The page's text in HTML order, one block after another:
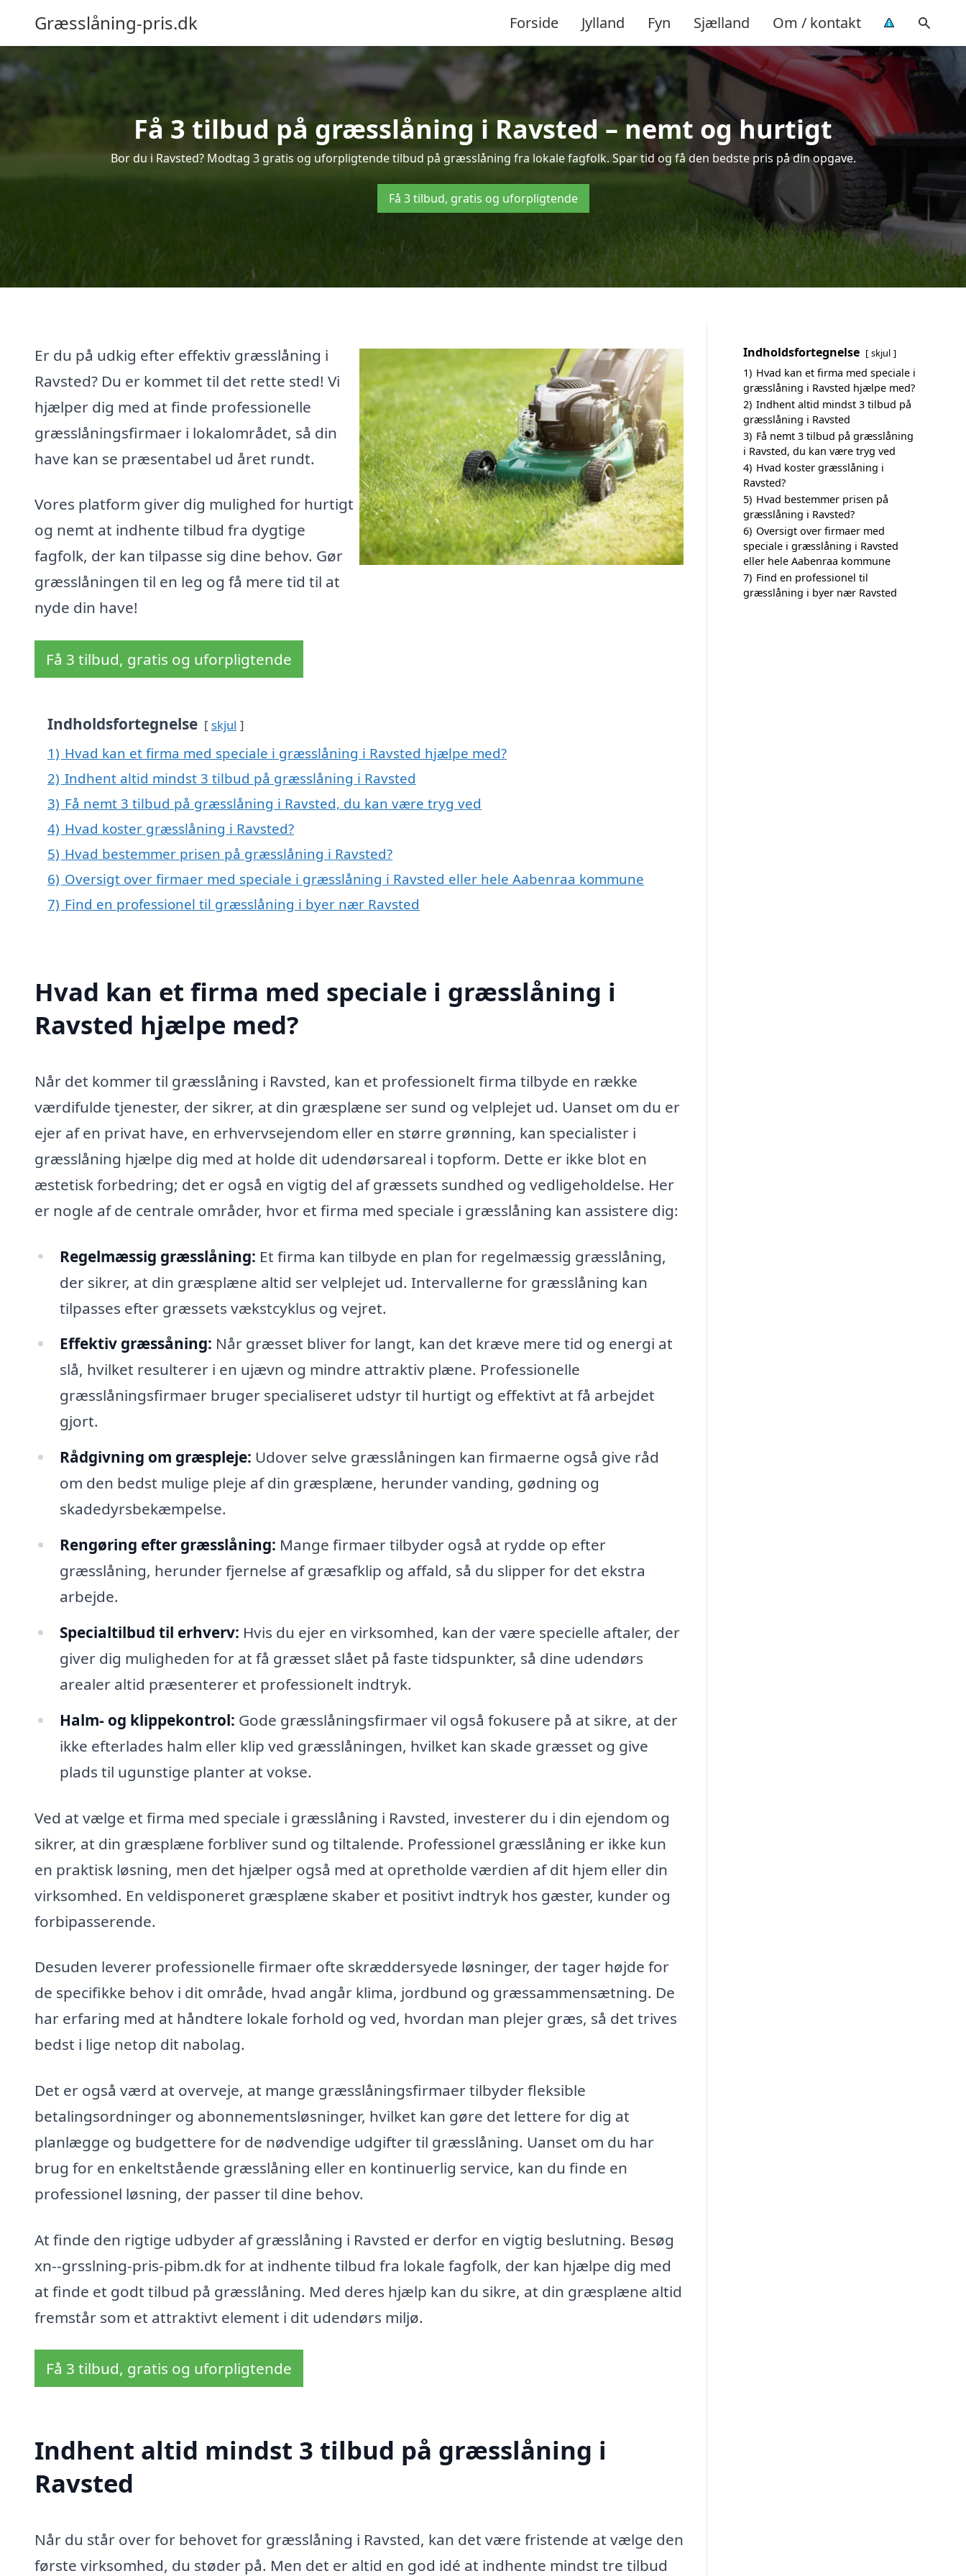
Græsslåning-pris.dk Forside Jylland Fyn Sjælland Om / kontakt
Få 3 tilbud på græsslåning i Ravsted – nemt og hurtigt
Bor du i Ravsted? Modtag 3 gratis og uforpligtende tilbud på græsslåning fra lokale fagfolk. Spar tid og få den bedste pris på din opgave.
Få 3 tilbud, gratis og uforpligtende
Er du på udkig efter effektiv græsslåning i
Ravsted? Du er kommet til det rette sted! Vi
hjælper dig med at finde professionelle
græsslåningsfirmaer i lokalområdet, så din
have kan se præsentabel ud året rundt.
Vores platform giver dig mulighed for hurtigt
og nemt at indhente tilbud fra dygtige
fagfolk, der kan tilpasse sig dine behov. Gør
græsslåningen til en leg og få mere tid til at
nyde din have!
Få 3 tilbud, gratis og uforpligtende
Indholdsfortegnelse skjul
1) Hvad kan et firma med speciale i græsslåning i Ravsted hjælpe med?
2) Indhent altid mindst 3 tilbud på græsslåning i Ravsted
3) Få nemt 3 tilbud på græsslåning i Ravsted, du kan være tryg ved
4) Hvad koster græsslåning i Ravsted?
5) Hvad bestemmer prisen på græsslåning i Ravsted?
6) Oversigt over firmaer med speciale i græsslåning i Ravsted eller hele Aabenraa kommune
7) Find en professionel til græsslåning i byer nær Ravsted
Hvad kan et firma med speciale i græsslåning i
Ravsted hjælpe med?
Når det kommer til græsslåning i Ravsted, kan et professionelt firma tilbyde en række
værdifulde tjenester, der sikrer, at din græsplæne ser sund og velplejet ud. Uanset om du er
ejer af en privat have, en erhvervsejendom eller en større grønning, kan specialister i
græsslåning hjælpe dig med at holde dit udendørsareal i topform. Dette er ikke blot en
æstetisk forbedring; det er også en vigtig del af græssets sundhed og vedligeholdelse. Her
er nogle af de centrale områder, hvor et firma med speciale i græsslåning kan assistere dig:
Regelmæssig græsslåning: Et firma kan tilbyde en plan for regelmæssig græsslåning,
der sikrer, at din græsplæne altid ser velplejet ud. Intervallerne for græsslåning kan
tilpasses efter græssets vækstcyklus og vejret.
Effektiv græssåning: Når græsset bliver for langt, kan det kræve mere tid og energi at
slå, hvilket resulterer i en ujævn og mindre attraktiv plæne. Professionelle
græsslåningsfirmaer bruger specialiseret udstyr til hurtigt og effektivt at få arbejdet
gjort.
Rådgivning om græspleje: Udover selve græsslåningen kan firmaerne også give råd
om den bedst mulige pleje af din græsplæne, herunder vanding, gødning og
skadedyrsbekæmpelse.
Rengøring efter græsslåning: Mange firmaer tilbyder også at rydde op efter
græsslåning, herunder fjernelse af græsafklip og affald, så du slipper for det ekstra
arbejde.
Specialtilbud til erhverv: Hvis du ejer en virksomhed, kan der være specielle aftaler, der
giver dig muligheden for at få græsset slået på faste tidspunkter, så dine udendørs
arealer altid præsenterer et professionelt indtryk.
Halm- og klippekontrol: Gode græsslåningsfirmaer vil også fokusere på at sikre, at der
ikke efterlades halm eller klip ved græsslåningen, hvilket kan skade græsset og give
plads til ugunstige planter at vokse.
Ved at vælge et firma med speciale i græsslåning i Ravsted, investerer du i din ejendom og
sikrer, at din græsplæne forbliver sund og tiltalende. Professionel græsslåning er ikke kun
en praktisk løsning, men det hjælper også med at opretholde værdien af dit hjem eller din
virksomhed. En veldisponeret græsplæne skaber et positivt indtryk hos gæster, kunder og
forbipasserende.
Desuden leverer professionelle firmaer ofte skræddersyede løsninger, der tager højde for
de specifikke behov i dit område, hvad angår klima, jordbund og græssammensætning. De
har erfaring med at håndtere lokale forhold og ved, hvordan man plejer græs, så det trives
bedst i lige netop dit nabolag.
Det er også værd at overveje, at mange græsslåningsfirmaer tilbyder fleksible
betalingsordninger og abonnementsløsninger, hvilket kan gøre det lettere for dig at
planlægge og budgettere for de nødvendige udgifter til græsslåning. Uanset om du har
brug for en enkeltstående græsslåning eller en kontinuerlig service, kan du finde en
professionel løsning, der passer til dine behov.
At finde den rigtige udbyder af græsslåning i Ravsted er derfor en vigtig beslutning. Besøg
xn--grsslning-pris-pibm.dk for at indhente tilbud fra lokale fagfolk, der kan hjælpe dig med
at finde et godt tilbud på græsslåning. Med deres hjælp kan du sikre, at din græsplæne altid
fremstår som et attraktivt element i dit udendørs miljø.
Få 3 tilbud, gratis og uforpligtende
Indhent altid mindst 3 tilbud på græsslåning i
Ravsted
Når du står over for behovet for græsslåning i Ravsted, kan det være fristende at vælge den
første virksomhed, du støder på. Men det er altid en god idé at indhente mindst tre tilbud
Indholdsfortegnelse skjul
1) Hvad kan et firma med speciale i
græsslåning i Ravsted hjælpe med?
2) Indhent altid mindst 3 tilbud på
græsslåning i Ravsted
3) Få nemt 3 tilbud på græsslåning
i Ravsted, du kan være tryg ved
4) Hvad koster græsslåning i
Ravsted?
5) Hvad bestemmer prisen på
græsslåning i Ravsted?
6) Oversigt over firmaer med
speciale i græsslåning i Ravsted
eller hele Aabenraa kommune
7) Find en professionel til
græsslåning i byer nær Ravsted